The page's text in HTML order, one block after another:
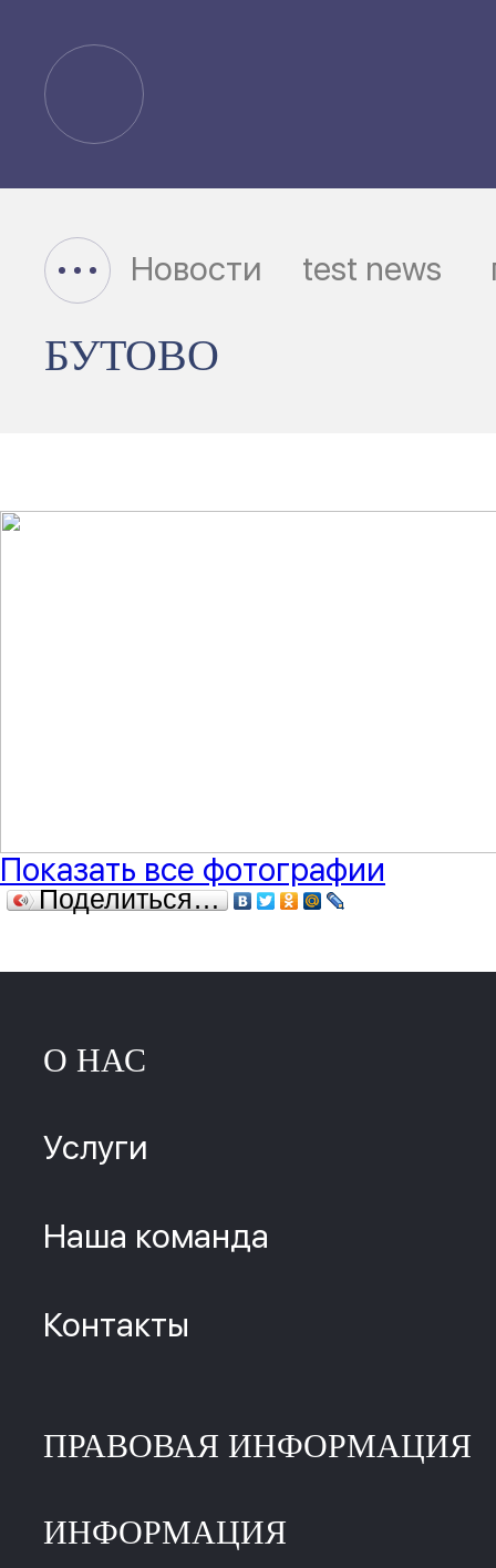
Новости test news
БУТОВО
Показать все фотографии
Поделиться…
О НАС
Услуги
Наша команда
Контакты
ПРАВОВАЯ ИНФОРМАЦИЯ
ИНФОРМАЦИЯ